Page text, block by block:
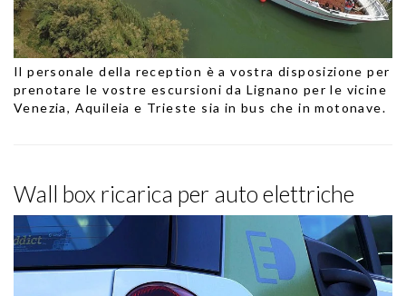
Il personale della reception è a vostra disposizione per
prenotare le vostre escursioni da Lignano per le vicine
Venezia, Aquileia e Trieste sia in bus che in motonave.
Wall box ricarica per auto elettriche